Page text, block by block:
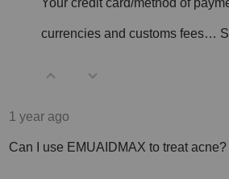
Your credit card/method of
currencies and customs fees…
1 year ago
Can I use EMUAIDMAX to treat acne?